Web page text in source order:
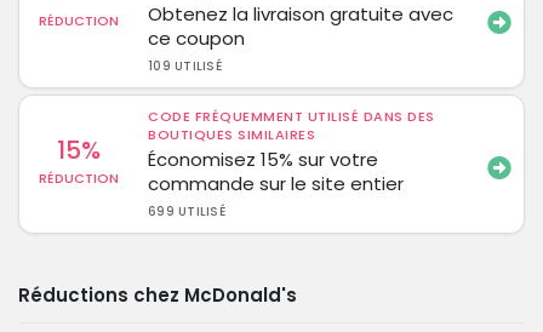
RÉDUCTION
Obtenez la livraison gratuite avec
ce coupon
109 UTILISÉ
15%
RÉDUCTION
CODE FRÉQUEMMENT UTILISÉ DANS DES
BOUTIQUES SIMILAIRES
Économisez 15% sur votre
commande sur le site entier
699 UTILISÉ
Réductions chez McDonald's